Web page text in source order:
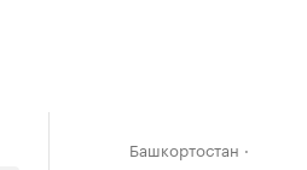
Башкортостан